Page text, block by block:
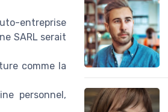
entreprise
SARL serait
comme la
personnel,